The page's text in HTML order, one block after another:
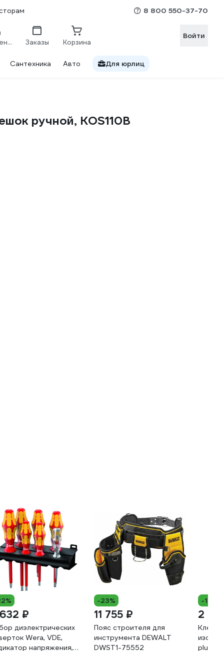
8 800 550-37-70
Сравнение Заказы Корзина
Войти
Сантехника Авто Для юрлиц
ручной, KOS110B
₽
диэлектрических
Wera, VDE,
напряжения,
-23%
11 755 ₽
Пояс строителя для
инструмента DEWALT
DWST1-75552
-12%
2
Клещи
plus